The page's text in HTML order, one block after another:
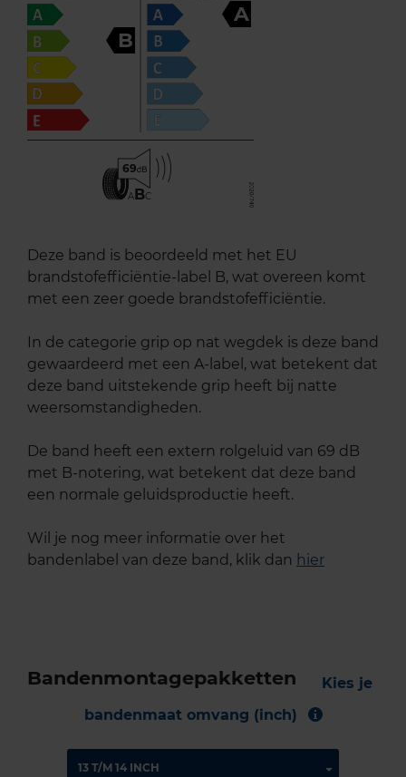
B
A
69
ABC
Deze band is beoordeeld met het EU
brandstofefficiëntie-label B, wat overeen komt
met een zeer goede brandstofefficiëntie.
In de categorie grip op nat wegdek is deze band
gewaardeerd met een A-label, wat betekent dat
deze band uitstekende grip heeft bij natte
weersomstandigheden.
De band heeft een extern rolgeluid van 69 dB
met B-notering, wat betekent dat deze band
een normale geluidsproductie heeft.
Wil je nog meer informatie over het
bandenlabel van deze band, klik dan hier
Bandenmontagepakketten
Kies je
bandenmaat omvang (inch)